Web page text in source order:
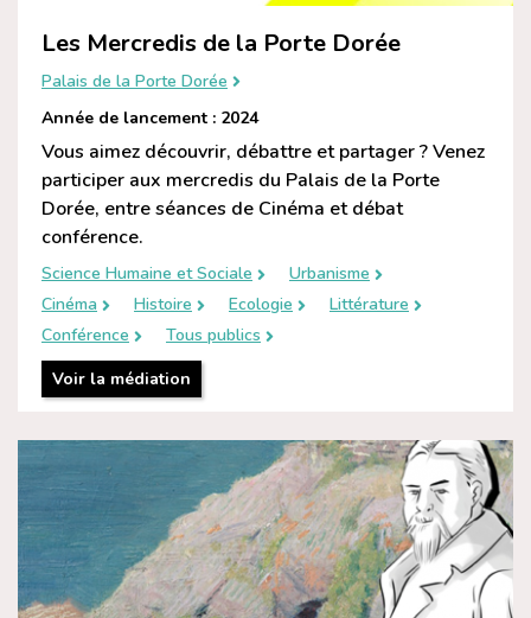
Les Mercredis de la Porte Dorée
Palais de la Porte Dorée
Année de lancement : 2024
Vous aimez découvrir, débattre et partager ? Venez
participer aux mercredis du Palais de la Porte
Dorée, entre séances de Cinéma et débat
conférence.
Science Humaine et Sociale
Urbanisme
Cinéma
Histoire Ecologie
Littérature
Conférence
Tous publics
Voir la médiation